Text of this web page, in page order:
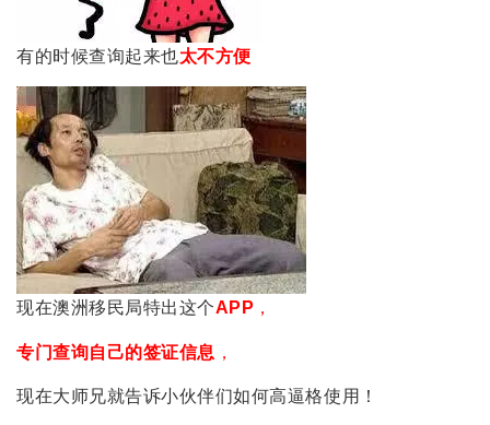
有的时候查询起来也太不方便
现在澳洲移民局特出这个APP ，
专门查询自己的签证信息 ，
现在大师兄就告诉小伙伴们如何高逼格使用！